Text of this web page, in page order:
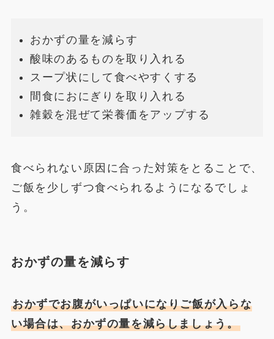
おかずの量を減らす
酸味のあるものを取り入れる
スープ状にして食べやすくする
間食におにぎりを取り入れる
雑穀を混ぜて栄養価をアップする
食べられない原因に合った対策をとることで、
ご飯を少しずつ食べられるようになるでしょ
う。
おかずの量を減らす
おかずでお腹がいっぱいになりご飯が入らな
い場合は、おかずの量を減らしましょう。